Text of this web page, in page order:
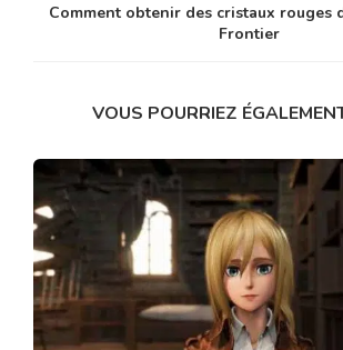
Comment obtenir des cristaux rouges
Frontier
VOUS POURRIEZ